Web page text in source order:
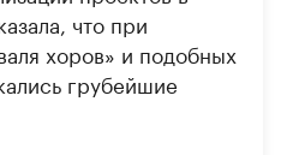
что при
хоров» и подобных
грубейшие